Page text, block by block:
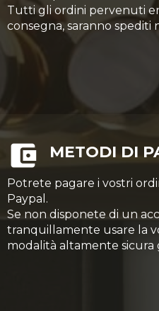
Tutti gli ordini pervenuti
consegna, saranno spediti
METODI DI
Potrete pagare i vostri
Paypal.
Se non disponete di un
tranquillamente usare la
modalità altamente sicura